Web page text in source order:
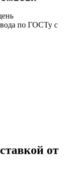
по ГОСТу с
от